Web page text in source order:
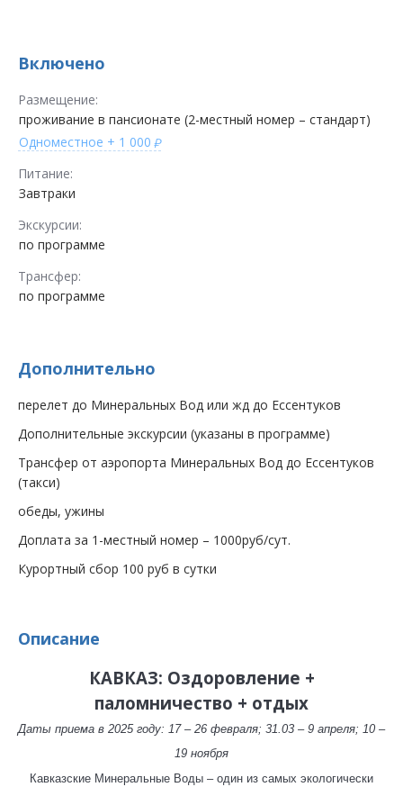
Включено
Размещение:
проживание в пансионате (2-местный номер – стандарт)
Одноместное + 1 000
Питание:
Завтраки
Экскурсии:
по программе
Трансфер:
по программе
Дополнительно
перелет до Минеральных Вод или жд до Ессентуков
Дополнительные экскурсии (указаны в программе)
Трансфер от аэропорта Минеральных Вод до Ессентуков
(такси)
обеды, ужины
Доплата за 1-местный номер – 1000руб/сут.
Курортный сбор 100 руб в сутки
Описание
КАВКАЗ: Оздоровление +
паломничество + отдых
Даты приема в 2025 году: 17 – 26 февраля; 31.03 – 9 апреля; 10 –
19 ноября
Кавказские Минеральные Воды – один из самых экологически